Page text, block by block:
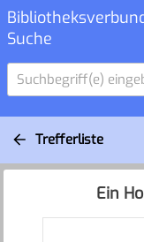
Suche
Suchbegriff(e)
Trefferliste
Ein